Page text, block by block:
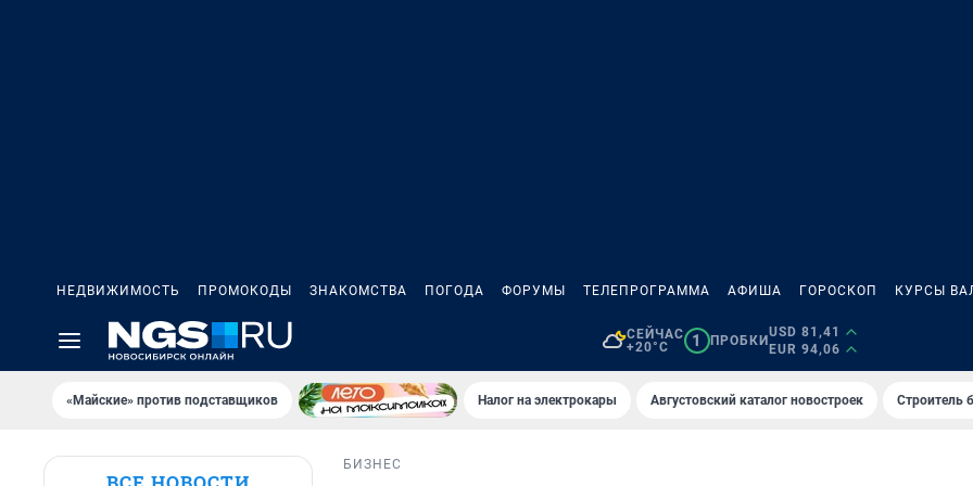
НЕДВИЖИМОСТЬ ПРОМОКОДЫ ЗНАКОМСТВА ПОГОДА ФОРУМЫ ТЕЛЕПРОГРАММА АФИША ГОРОСКОП КУРСЫ
СЕЙЧАС
+20°C
1 ПРОБКИ
USD 81,41
EUR 94,06
«Майские» против подставщиков Налог на электрокары Августовский каталог новостроек Строитель
БИЗНЕС